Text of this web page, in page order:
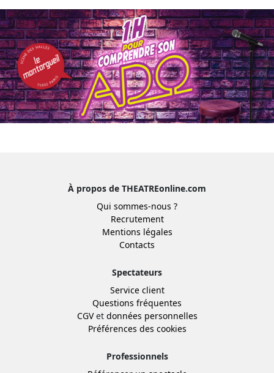
À propos de THEATREonline.com
Qui sommes-nous ?
Recrutement
Mentions légales
Contacts
Spectateurs
Service client
Questions fréquentes
CGVet données personnelles
Préférences des cookies
Professionnels